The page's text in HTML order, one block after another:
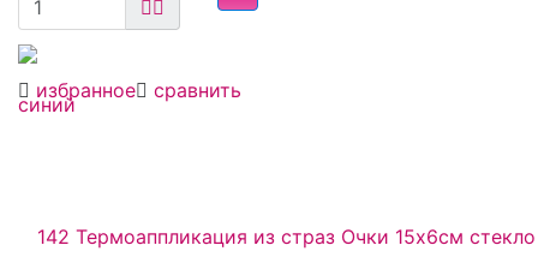
избранное сравнить